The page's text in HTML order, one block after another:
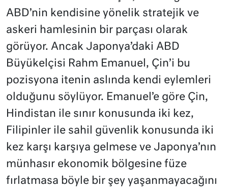
ABD’nin kendisine yönelik stratejik ve
askeri hamlesinin bir parçası olarak
görüyor. Ancak Japonya’daki ABD
Büyükelçisi Rahm Emanuel, Çin’i bu
pozisyona itenin aslında kendi eylemleri
olduğunu söylüyor. Emanuel’e göre Çin,
Hindistan ile sınır konusunda iki kez,
Filipinler ile sahil güvenlik konusunda iki
kez karşı karşıya gelmese ve Japonya’nın
münhasır ekonomik bölgesine füze
fırlatmasa böyle bir şey yaşanmayacağını